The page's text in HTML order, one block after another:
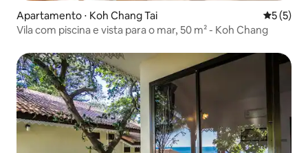
Apartamento ⋅ Koh Chang Tai 5 de
5 (5)
Vila com piscina e vista para o mar, 50 m² - Koh Chang